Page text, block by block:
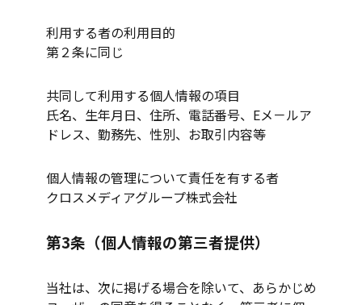
利用する者の利用目的
第２条に同じ
共同して利用する個人情報の項目
氏名、生年月日、住所、電話番号、Eメ－ルア
ドレス、勤務先、性別、お取引内容等
個人情報の管理について責任を有する者
クロスメディアグループ株式会社
第3条（個人情報の第三者提供）
当社は、次に掲げる場合を除いて、あらかじめ